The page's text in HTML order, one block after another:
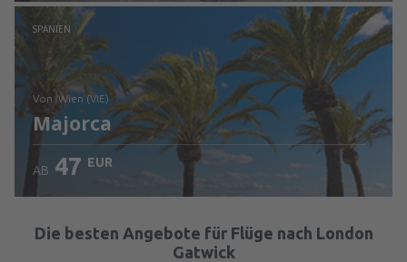
Prüfe die Einzelheiten
SPANIEN
von: Wien (VIE)
Majorca
Prüfe die Einzelheiten
AB 47 EUR
Die besten Angebote für Flüge nach London
Gatwick